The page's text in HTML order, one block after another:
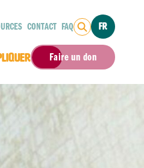
CONTACT FAQ FR
Faire un don